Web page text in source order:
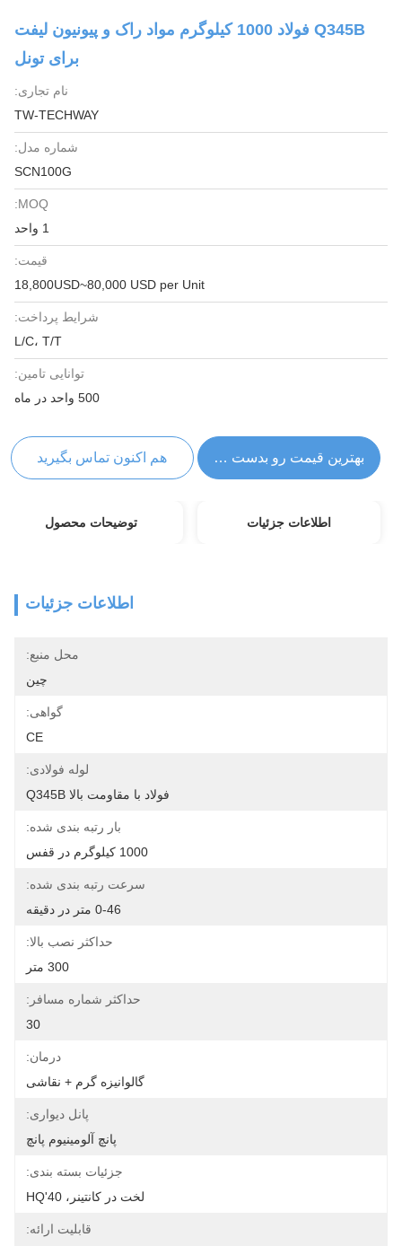
Q345B فولاد 1000 کیلوگرم مواد راک و پیونیون لیفت
برای تونل
نام تجاری:
TW-TECHWAY
شماره مدل:
SCN100G
MOQ:
قیمت:
18,800USD~80,000 USD per Unit
شرایط پرداخت:
L/C، T/T
توانایی تامین:
500 واحد در ماه
بهترین قیمت رو بدست بیار هم اکنون تماس بگیرید
اطلاعات جزئیات توضیحات محصول
اطلاعات جزئیات
محل منبع:
چین
گواهی:
CE
لوله فولادی:
فولاد با مقاومت بالا Q345B
بار رتبه بندی شده:
1000 کیلوگرم در قفس
سرعت رتبه بندی شده:
0-46 متر در دقیقه
حداکثر نصب بالا:
300 متر
حداکثر شماره مسافر:
30
درمان:
گالوانیزه گرم + نقاشی
پانل دیواری:
پانچ آلومینیوم پانچ
جزئیات بسته بندی:
لخت در کانتینر، 40'HQ
قابلیت ارائه: